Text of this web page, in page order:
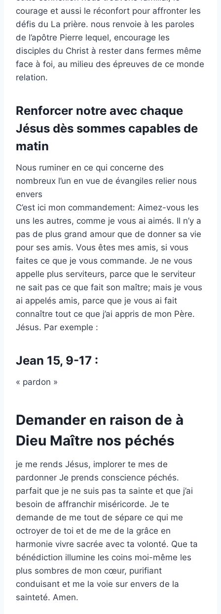
courage et aussi le réconfort pour affronter les
défis du La prière. nous renvoie à les paroles
de l’apôtre Pierre lequel, encourage les
disciples du Christ à rester dans fermes même
face à foi, au milieu des épreuves de ce monde
relation.
Renforcer notre avec chaque
Jésus dès sommes capables de
matin
Nous ruminer en ce qui concerne des
nombreux l’un en vue de évangiles relier nous
envers
C’est ici mon commandement: Aimez-vous les
uns les autres, comme je vous ai aimés. Il n’y a
pas de plus grand amour que de donner sa vie
pour ses amis. Vous êtes mes amis, si vous
faites ce que je vous commande. Je ne vous
appelle plus serviteurs, parce que le serviteur
ne sait pas ce que fait son maître; mais je vous
ai appelés amis, parce que je vous ai fait
connaître tout ce que j’ai appris de mon Père.
Jésus. Par exemple :
Jean 15, 9-17 :
« pardon »
Demander en raison de à
Dieu Maître nos péchés
je me rends Jésus, implorer te mes de
pardonner Je prends conscience péchés.
parfait que je ne suis pas ta sainte et que j’ai
besoin de affranchir miséricorde. Je te
demande de me tout de sépare ce qui me
octroyer de toi et de me de la grâce en
harmonie vivre sacrée avec ta volonté. Que ta
bénédiction illumine les coins moi-même les
plus sombres de mon cœur, purifiant
conduisant et me la voie sur envers de la
sainteté. Amen.